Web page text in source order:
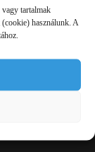
vagy tartalmak
(cookie) használunk. A